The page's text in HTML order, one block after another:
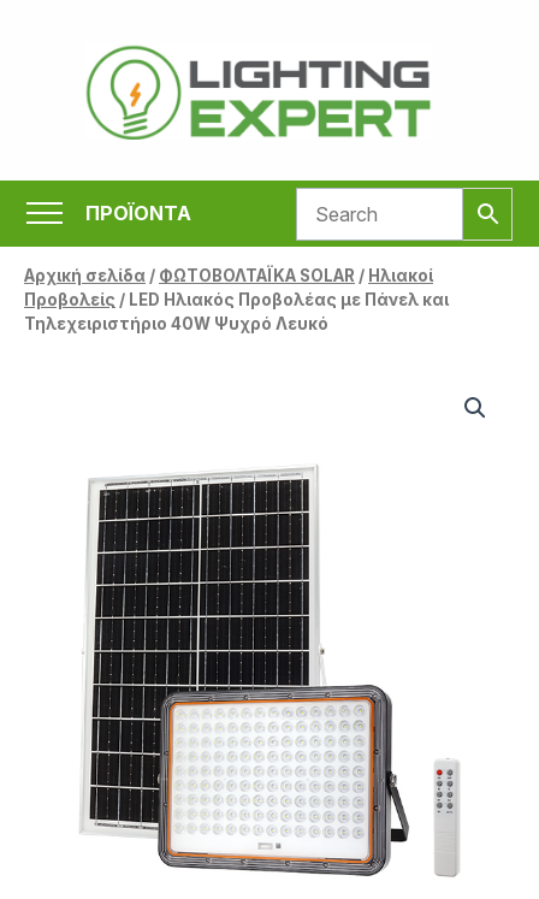
περιεχόμενο
ΠΡΟΪΟΝΤΑ
Αρχική σελίδα/ ΦΩΤΟΒΟΛΤΑΪΚΑ SOLAR / Ηλιακοί
Προβολείς / LED Ηλιακός Προβολέας με Πάνελ και
Τηλεχειριστήριο 40W Ψυχρό Λευκό